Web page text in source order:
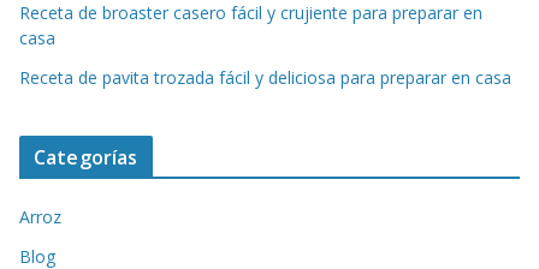
Receta de broaster casero fácil y crujiente para preparar en
casa
Receta de pavita trozada fácil y deliciosa para preparar en casa
Categorías
Arroz
Blog